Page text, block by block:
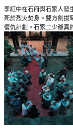
李紅中在石府與石家人發
死於烈火焚身。雙方劍拔
復仇計劃。石家二少爺真